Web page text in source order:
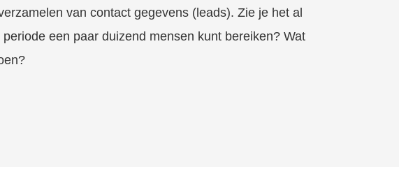
van contact gegevens (leads). Zie je het al
een paar duizend mensen kunt bereiken? Wat